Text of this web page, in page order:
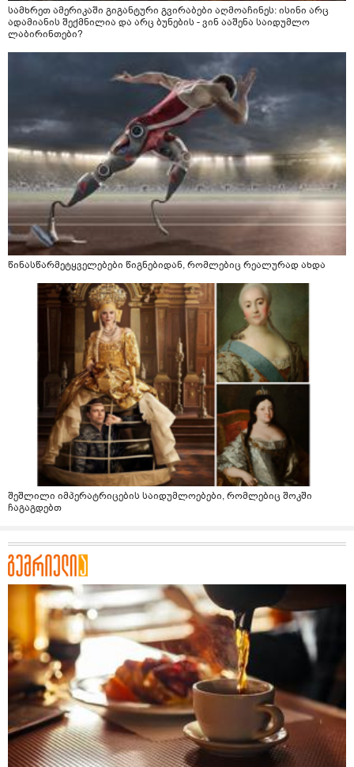
სამხრეთ ამერიკაში გიგანტური გვირაბები აღმოაჩინეს: ისინი არც
ადამიანის შექმნილია და არც ბუნების - ვინ ააშენა საიდუმლო
ლაბირინთები?
წინასწარმეტყველებები წიგნებიდან, რომლებიც რეალურად ახდა
შეშლილი იმპერატრიცების საიდუმლოებები, რომლებიც შოკში
ჩაგაგდებთ